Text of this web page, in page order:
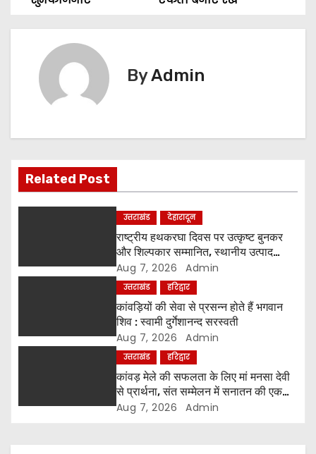
v
i
g
i
n
ByAdmin
Related Post
उत्तराखंड देहारादून
राष्ट्रीय हथकरघा दिवस पर उत्कृष्ट बुनकर
और शिल्पकार सम्मानित, स्थानीय उत्पाद
अपनाने का आह्वान
Aug 7, 2026 Admin
उत्तराखंड हरिद्वार
कांवड़ियों की सेवा से प्रसन्न होते हैं भगवान
शिव : स्वामी दुर्गेशानन्द सरस्वती
Aug 7, 2026 Admin
उत्तराखंड हरिद्वार
कांवड़ मेले की सफलता के लिए मां मनसा देवी
से प्रार्थना, संत सम्मेलन में सनातन की एकता
पर मंथन
Aug 7, 2026 Admin